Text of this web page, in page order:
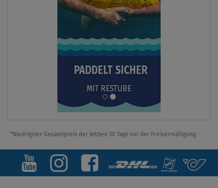
*Niedrigster Gesamtpreis der letzten 30 Tage vor der Preisermäßigung.